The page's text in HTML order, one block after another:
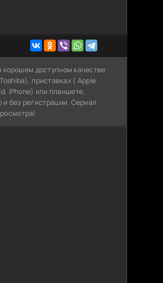
доступном качестве
приставках ( Apple
iPhone) или планшете,
и без регистрации. Сериал